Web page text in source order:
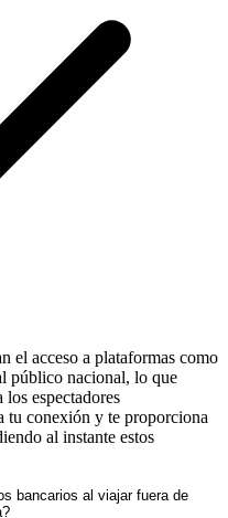
el acceso a plataformas como
público nacional, lo que
los espectadores
tu conexión y te proporciona
al instante estos
bancarios al viajar fuera de